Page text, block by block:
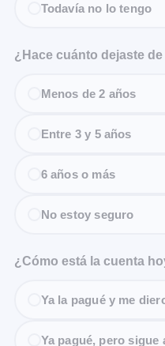
Todavía no lo tengo
¿Hace cuánto dejaste
Menos de 2 años
Entre 3 y 5 años
6 años o más
No estoy seguro
¿Cómo está la cuenta
Ya la pagué y me
Ya pagué, pero sigue